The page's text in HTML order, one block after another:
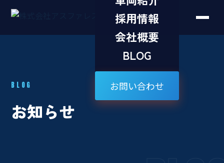
採用情報
会社概要
BLOG
お問い合わせ
BLOG
お知らせ